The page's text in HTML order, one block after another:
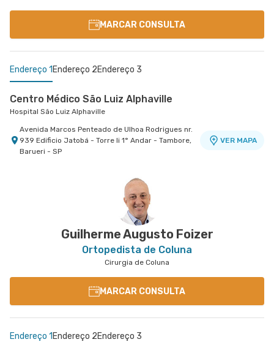
MARCAR CONSULTA
Endereço 1 Endereço 2Endereço 3
Centro Médico São Luiz Alphaville
Hospital São Luiz Alphaville
Avenida Marcos Penteado de Ulhoa Rodrigues nr.
939 Edificio Jatobá - Torre Ii 1° Andar - Tambore,
Barueri - SP
VER MAPA
Rua Engenheiro Oscar Americano nr. 1010 -
Rua Doutor Alceu de Campos Rodrigues nr. 229
Conj. 807 8º Andar - Vila Nova Conceicao, Sao
Guilherme Augusto Foizer
Ortopedista de Coluna
Cirurgia de Coluna
MARCAR CONSULTA
Endereço 1 Endereço 2Endereço 3